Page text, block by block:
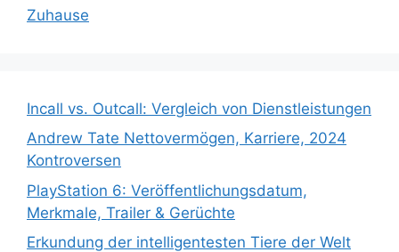
Zuhause
Incall vs. Outcall: Vergleich von Dienstleistungen
Andrew Tate Nettovermögen, Karriere, 2024
Kontroversen
PlayStation 6: Veröffentlichungsdatum,
Merkmale, Trailer & Gerüchte
Erkundung der intelligentesten Tiere der Welt